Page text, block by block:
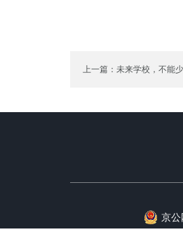
上一篇：未来学校，不能
京